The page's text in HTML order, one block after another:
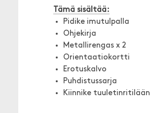
Tämä sisältää:
Pidike imutulpalla
Ohjekirja
Metallirengas x 2
Orientaatiokortti
Erotuskalvo
Puhdistussarja
Kiinnike tuuletinritilään